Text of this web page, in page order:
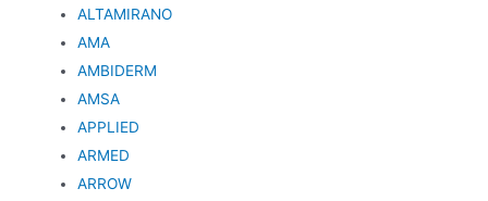
ALTAMIRANO
AMA
AMBIDERM
AMSA
APPLIED
ARMED
ARROW